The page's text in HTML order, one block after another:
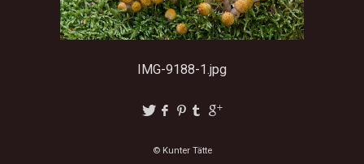
IMG-9188-1.jpg
© Kunter Tätte